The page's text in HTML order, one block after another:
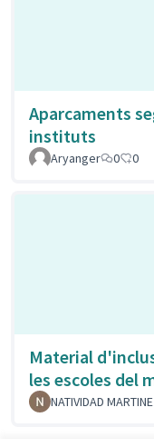
Aparcaments
instituts
Aryanger 0 0
Material
les escoles del
NATIVIDAD